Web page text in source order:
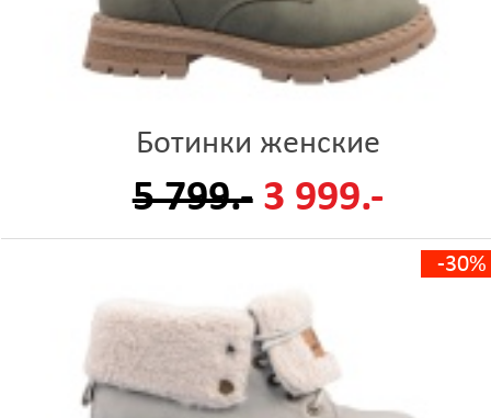
Ботинки женские
5 799.- 3 999.-
-30%